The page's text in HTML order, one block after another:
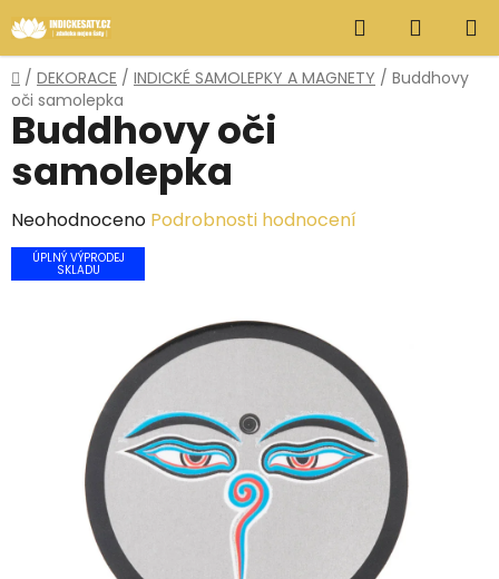
na
obsah
Hledat
KOŠÍK
Domů
/ DEKORACE / INDICKÉ SAMOLEPKY A MAGNETY / Buddhovy
oči samolepka
Buddhovy oči
samolepka
Průměrné
hodnocení
produktu
hvězdiček.
Neohodnoceno Podrobnosti hodnocení
ÚPLNÝ VÝPRODEJ
SKLADU